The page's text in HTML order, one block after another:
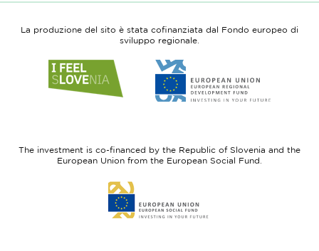
La produzione del sito è stata cofinanziata dal Fondo europeo di
sviluppo regionale.
to
website
to
website
Fund
The investment is co-financed by the Republic of Slovenia and the
European Union from the European Social Fund.
to
website